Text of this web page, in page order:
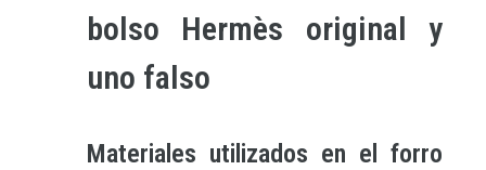
bolso Hermès original y
uno falso
Materiales utilizados en el forro